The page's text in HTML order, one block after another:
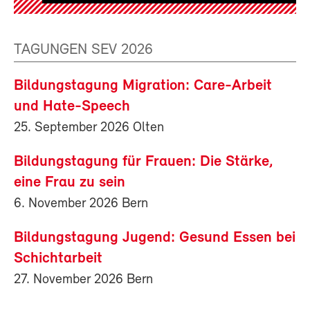
TAGUNGEN SEV 2026
Bildungstagung Migration: Care-Arbeit
und Hate-Speech
25. September 2026 Olten
Bildungstagung für Frauen: Die Stärke,
eine Frau zu sein
6. November 2026 Bern
Bildungstagung Jugend: Gesund Essen bei
Schichtarbeit
27. November 2026 Bern